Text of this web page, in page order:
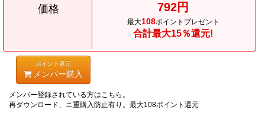
価格 792円
最大108ポイントプレゼント
合計最大15％還元!
ポイント還元
メンバー購入
メンバー登録されている方はこちら。
再ダウンロード、ニ重購入防止有り。最大108ポイント還元